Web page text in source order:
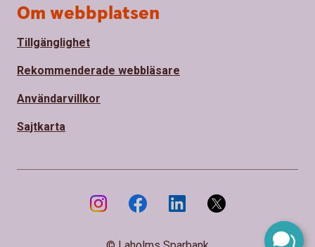
Om webbplatsen
Tillgänglighet
Rekommenderade webbläsare
Användarvillkor
Sajtkarta